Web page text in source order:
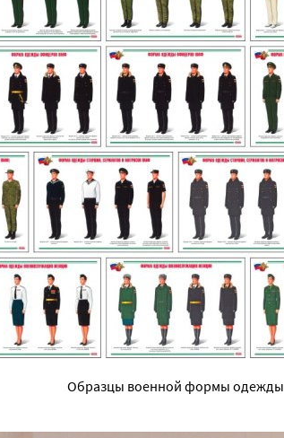
Образцы военной формы одежды